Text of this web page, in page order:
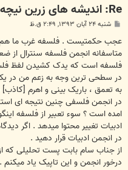
Re: اندیشه های زرین نیچه
ت
شنبه ۲۴ آبان ۱۳۹۳, ۲:۴۹ ق.ظ
عجب حکمتیست . فلسفه غرب ما هم
متاسفانه انجمن فلسفه سنترال از
فلسفه است که یدک کشیدن لفظ
در سطحی ترین وجه به زعم من در
به تعمق ، باریک بینی و اهرم
در انجمن فلسفی چنین نتیجه ای
امده است ؟ سوء تعبیر از فلسفه
ادبیات تغییر محتوا میدهد . اگر
در انجمن ادبیات قرار دهید .
از جناب سام بابت پست تحلیلی که
درخور انجمن و این تاپیک یاد میکنم .